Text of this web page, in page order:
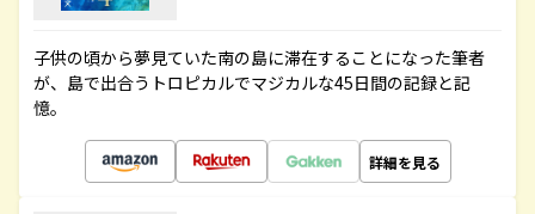
子供の頃から夢見ていた南の島に滞在することになった筆者
が、島で出合うトロピカルでマジカルな45日間の記録と記
憶。
詳細を見る